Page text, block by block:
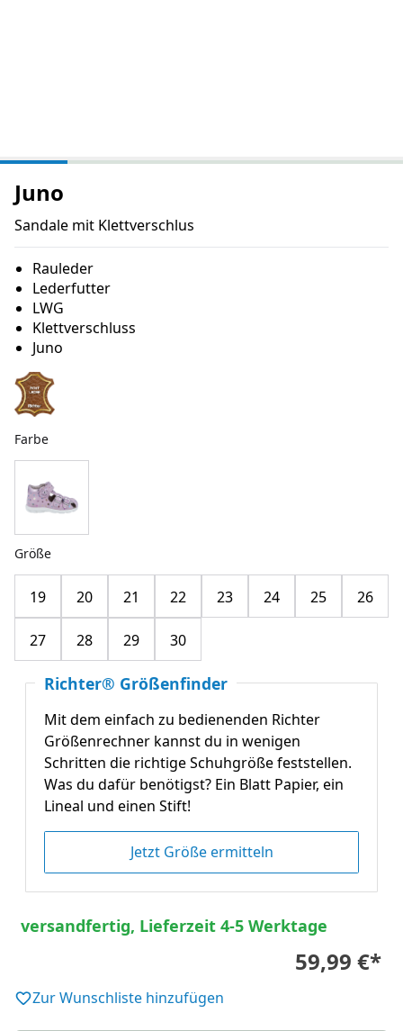
Juno
Sandale mit Klettverschlus
Rauleder
Lederfutter
LWG
Klettverschluss
Juno
Farbe
Größe
19 20 21 22 23 24 25 26
27 28 29 30
Richter® Größenfinder
Mit dem einfach zu bedienenden Richter
Größenrechner kannst du in wenigen
Schritten die richtige Schuhgröße feststellen.
Was du dafür benötigst? Ein Blatt Papier, ein
Lineal und einen Stift!
Jetzt Größe ermitteln
versandfertig, Lieferzeit 4-5 Werktage
59,99 €*
Zur Wunschliste hinzufügen